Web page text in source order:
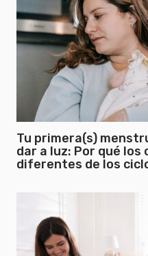
Tu primera(s)
dar a luz: Por qué
diferentes de los